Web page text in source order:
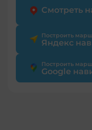
Смотреть
Построить
Яндекс
Построить
Google